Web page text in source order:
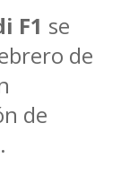
F1 se
de
de